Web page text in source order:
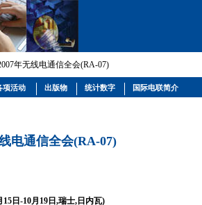
年无线电通信全会(RA-07)
电通信全会(RA-07)
15日-10月19日,瑞士,日内瓦)
项活动 出版物 统计数字 国际电联简介